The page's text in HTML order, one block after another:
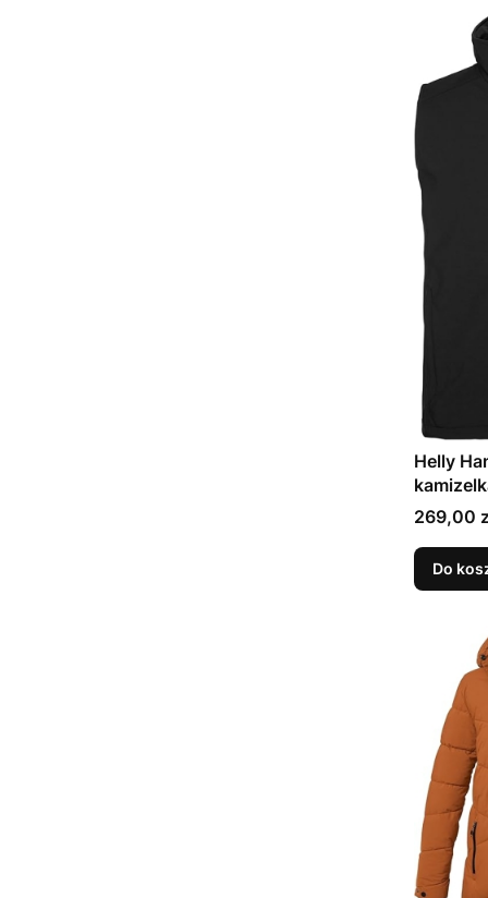
Helly
Cena
269,00
Do